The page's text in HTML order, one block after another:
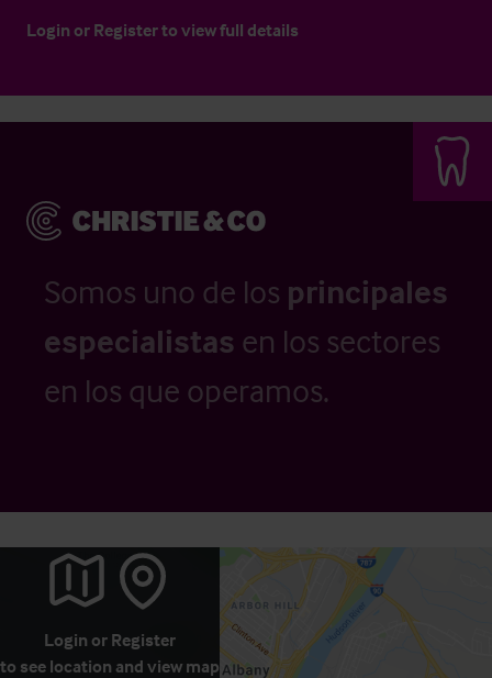
Login or Registerto view full details
Somos uno de los principales
especialistas en los sectores
en los que operamos.
Login or Register
to see location and view map